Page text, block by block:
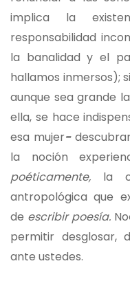
implica la
responsabilidad
la banalidad y el
hallamos inmersos);
aunque sea grande
ella, se hace
esa mujer−
la noción
poéticamente, la
antropológica que
de escribir poesía.
permitir desglosar,
ante ustedes.